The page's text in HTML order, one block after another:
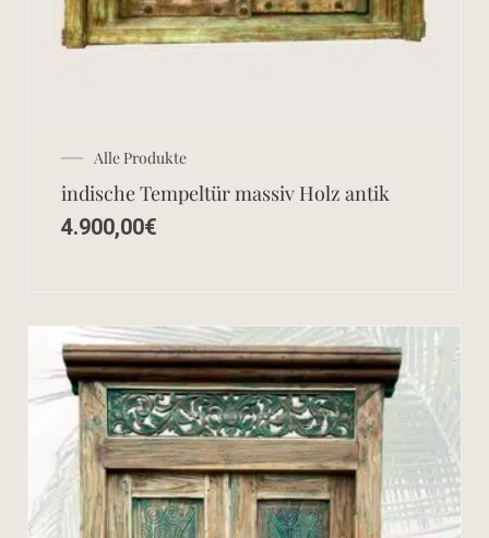
Alle Produkte
indische Tempeltür massiv Holz antik
4.900,00€